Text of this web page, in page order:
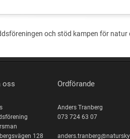
och stöd kampen för natur
oss
128
Ordförande
Anders Tranberg
073 724 63 07